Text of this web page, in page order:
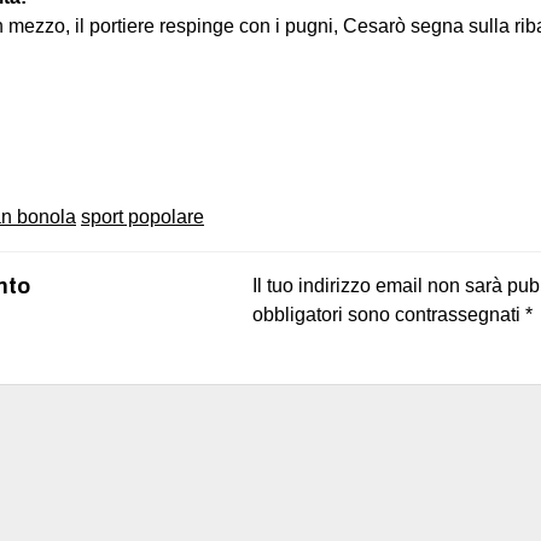
mezzo, il portiere respinge con i pugni, Cesarò segna sulla
bonola sport popolare
Il tuo indirizzo email non sarà
obbligatori sono contrassegnati *